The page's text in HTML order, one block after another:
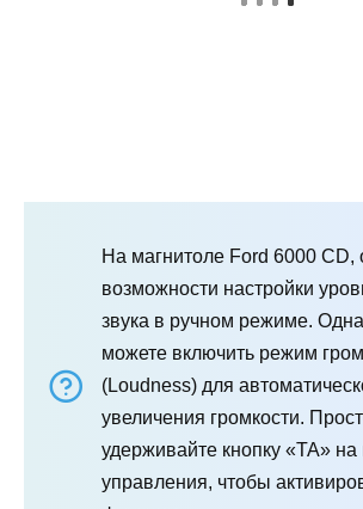
На магнитоле Ford 6000 CD,
возможности настройки
звука в ручном режиме.
можете включить режим
(Loudness) для
увеличения громкости.
удерживайте кнопку «ТА» на
управления, чтобы